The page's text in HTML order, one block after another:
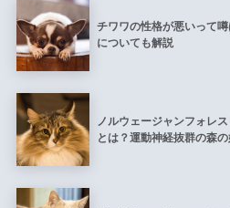
チワワの性格が悪いって
についても解説
ノルウェージャンフォレ
とは？運動神経抜群の森